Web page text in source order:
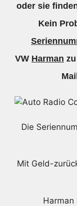
oder sie
Kein
VW Harman
Die
Mit Geld-
Harman